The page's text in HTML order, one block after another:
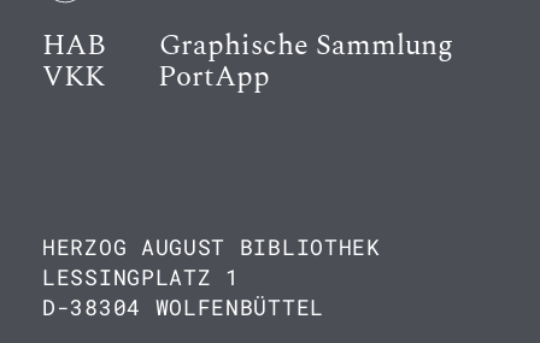
HAB Graphische Sammlung
VKK PortApp
HERZOG AUGUST BIBLIOTHEK
LESSINGPLATZ 1
D-38304 WOLFENBÜTTEL